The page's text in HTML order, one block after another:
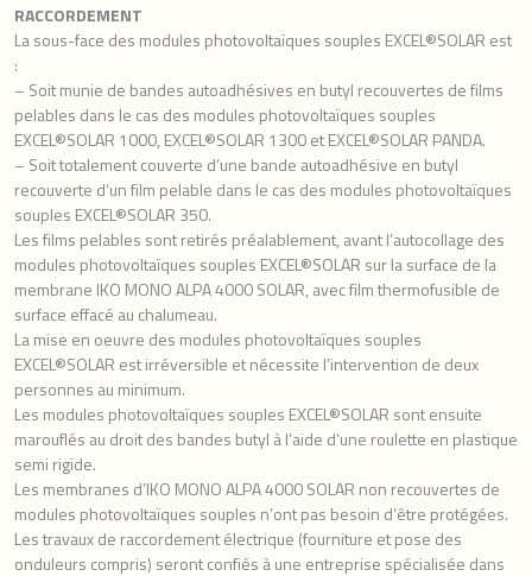
RACCORDEMENT
La sous-face des modules photovoltaïques souples EXCEL®SOLAR est
:
– Soit munie de bandes autoadhésives en butyl recouvertes de films
pelables dans le cas des modules photovoltaïques souples
EXCEL®SOLAR 1000, EXCEL®SOLAR 1300 et EXCEL®SOLAR PANDA.
– Soit totalement couverte d’une bande autoadhésive en butyl
recouverte d’un film pelable dans le cas des modules photovoltaïques
souples EXCEL®SOLAR 350.
Les films pelables sont retirés préalablement, avant l’autocollage des
modules photovoltaïques souples EXCEL®SOLAR sur la surface de la
membrane IKO MONO ALPA 4000 SOLAR, avec film thermofusible de
surface effacé au chalumeau.
La mise en oeuvre des modules photovoltaïques souples
EXCEL®SOLAR est irréversible et nécessite l’intervention de deux
personnes au minimum.
Les modules photovoltaïques souples EXCEL®SOLAR sont ensuite
marouflés au droit des bandes butyl à l’aide d’une roulette en plastique
semi rigide.
Les membranes d’IKO MONO ALPA 4000 SOLAR non recouvertes de
modules photovoltaïques souples n’ont pas besoin d’être protégées.
Les travaux de raccordement électrique (fourniture et pose des
onduleurs compris) seront confiés à une entreprise spécialisée dans